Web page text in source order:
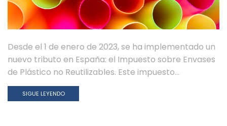
Desde el 1 de enero de 2023, se ha implementado un
nuevo tributo en España: el Impuesto sobre Envases
de Plástico no Reutilizables. Este impuesto...
SIGUE LEYENDO